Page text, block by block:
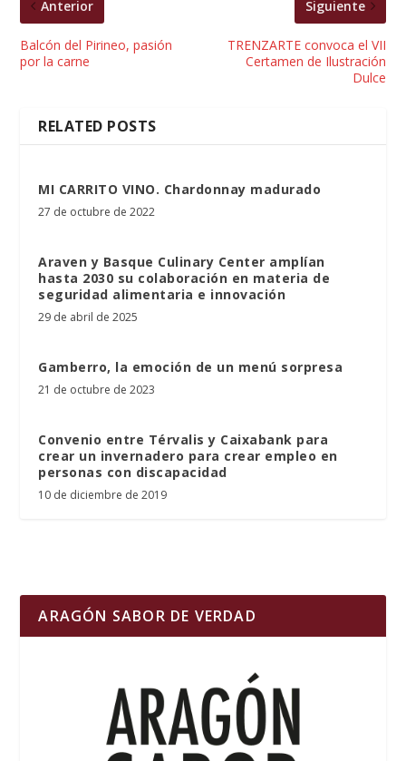
Anterior
Balcón del Pirineo, pasión
por la carne
Siguiente
TRENZARTE convoca el VII
Certamen de Ilustración
Dulce
RELATED POSTS
MI CARRITO VINO. Chardonnay madurado
27 de octubre de 2022
Araven y Basque Culinary Center amplían
hasta 2030 su colaboración en materia de
seguridad alimentaria e innovación
29 de abril de 2025
Gamberro, la emoción de un menú sorpresa
21 de octubre de 2023
Convenio entre Térvalis y Caixabank para
crear un invernadero para crear empleo en
personas con discapacidad
10 de diciembre de 2019
ARAGÓN SABOR DE VERDAD